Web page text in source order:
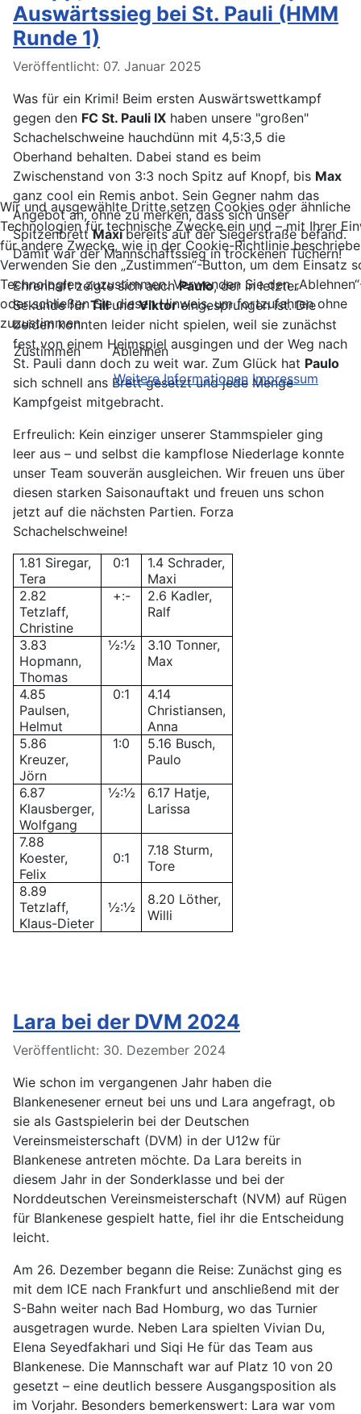
Auswärtssieg bei St. Pauli (HMM
Runde 1)
Details
Veröffentlicht: 07. Januar 2025
Was für ein Krimi! Beim ersten Auswärtswettkampf
gegen den FC St. Pauli IX haben unsere "großen"
Schachelschweine hauchdünn mit 4,5:3,5 die
Oberhand behalten. Dabei stand es beim
Zwischenstand von 3:3 noch Spitz auf Knopf, bis Max
ganz cool ein Remis anbot. Sein Gegner nahm das
Angebot an, ohne zu merken, dass sich unser
SpitzenbrettMaxibereits auf der Siegerstraße befand.
Damit war der Mannschaftssieg in trockenen Tüchern!
Ehrenhaft zeigte sich auchPaulo, der in letzter
Sekunde fürTillundViktoreingesprungen ist. Die
beiden konnten leider nicht spielen, weil sie zunächst
fest von einem Heimspiel ausgingen und der Weg nach
St. Pauli dann doch zu weit war. Zum Glück hat Paulo
sich schnell ans Brett gesetzt und jede Menge
Kampfgeist mitgebracht.
Erfreulich: Kein einziger unserer Stammspieler ging
leer aus – und selbst die kampflose Niederlage konnte
unser Team souverän ausgleichen. Wir freuen uns über
diesen starken Saisonauftakt und freuen uns schon
jetzt auf die nächsten Partien. Forza
Schachelschweine!
1.81 Siregar,
Tera
0:1
1.4 Schrader,
Maxi
2.82
Tetzlaff,
Christine
+:-
2.6 Kadler,
Ralf
3.83
Hopmann,
Thomas
½:½
3.10 Tonner,
Max
4.85
Paulsen,
Helmut
0:1
4.14
Christiansen,
Anna
5.86
Kreuzer,
Jörn
1:0
5.16 Busch,
Paulo
6.87
Klausberger,
Wolfgang
½:½
6.17 Hatje,
Larissa
7.88
Koester,
Felix
0:1
7.18 Sturm,
Tore
8.89
Tetzlaff,
Klaus-Dieter
½:½
8.20 Löther,
Willi
Lara bei der DVM 2024
Details
Veröffentlicht: 30. Dezember 2024
Wie schon im vergangenen Jahr haben die
Blankenesener erneut bei uns und Lara angefragt, ob
sie als Gastspielerin bei der Deutschen
Vereinsmeisterschaft (DVM) in der U12w für
Blankenese antreten möchte. Da Lara bereits in
diesem Jahr in der Sonderklasse und bei der
Norddeutschen Vereinsmeisterschaft (NVM) auf Rügen
für Blankenese gespielt hatte, fiel ihr die Entscheidung
leicht.
Am 26. Dezember begann die Reise: Zunächst ging es
mit dem ICE nach Frankfurt und anschließend mit der
S-Bahn weiter nach Bad Homburg, wo das Turnier
ausgetragen wurde. Neben Lara spielten Vivian Du,
Elena Seyedfakhari und Siqi He für das Team aus
Blankenese. Die Mannschaft war auf Platz 10 von 20
gesetzt – eine deutlich bessere Ausgangsposition als
im Vorjahr. Besonders bemerkenswert: Lara war vom
Wir und ausgewählte Dritte setzen Cookies oder ähnliche
Technologien für technische Zwecke ein und – mit Ihrer
für andere Zwecke, wie in der Cookie-Richtlinie
Verwenden Sie den „Zustimmen“-Button, um dem Einsatz
Technologien zuzustimmen. Verwenden Sie den
oder schließen Sie diesen Hinweis, um fortzufahren ohne
zuzustimmen.
Zustimmen
Ablehnen
Weitere Informationen Impressum